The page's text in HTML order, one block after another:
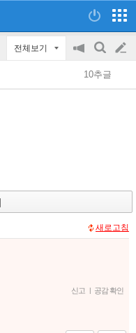
전체보기
공
지
on/off
검
색
글
쓰
10추글
새로고침
신고 | 공감 확인